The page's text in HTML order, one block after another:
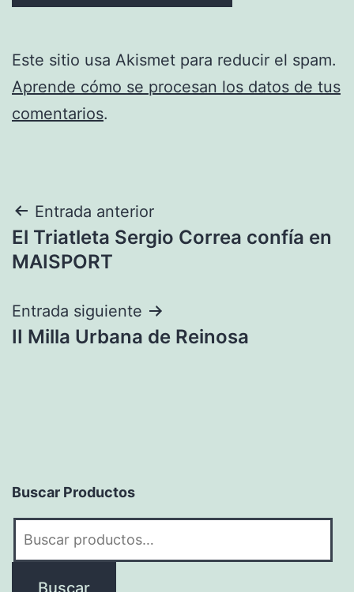
Este sitio usa Akismet para reducir el spam.
Aprende cómo se procesan los datos de tus
comentarios.
Navegación
de
Entrada anterior
El Triatleta Sergio Correa confía en
MAISPORT
Entrada siguiente
II Milla Urbana de Reinosa
Buscar Productos